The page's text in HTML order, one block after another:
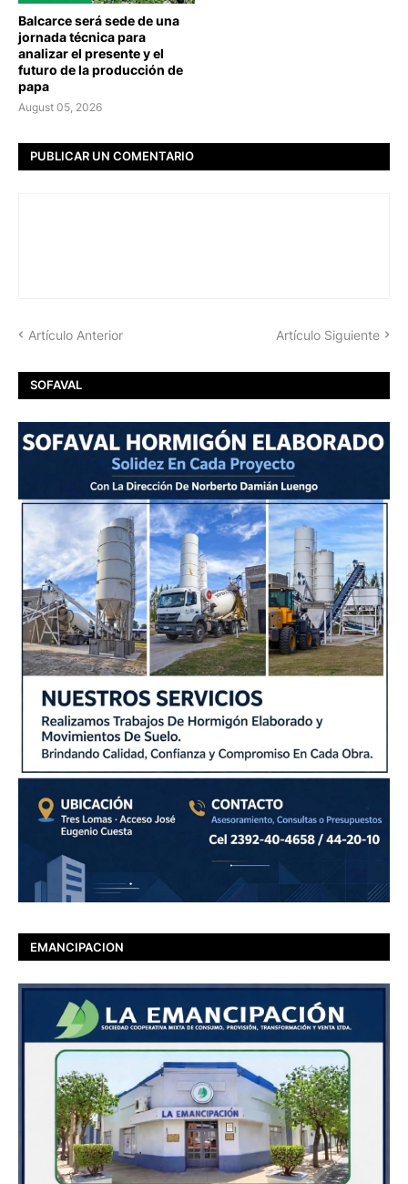
Balcarce será sede de una
jornada técnica para
analizar el presente y el
futuro de la producción de
papa
August 05, 2026
PUBLICAR UN COMENTARIO
Artículo Anterior Artículo Siguiente
SOFAVAL
EMANCIPACION